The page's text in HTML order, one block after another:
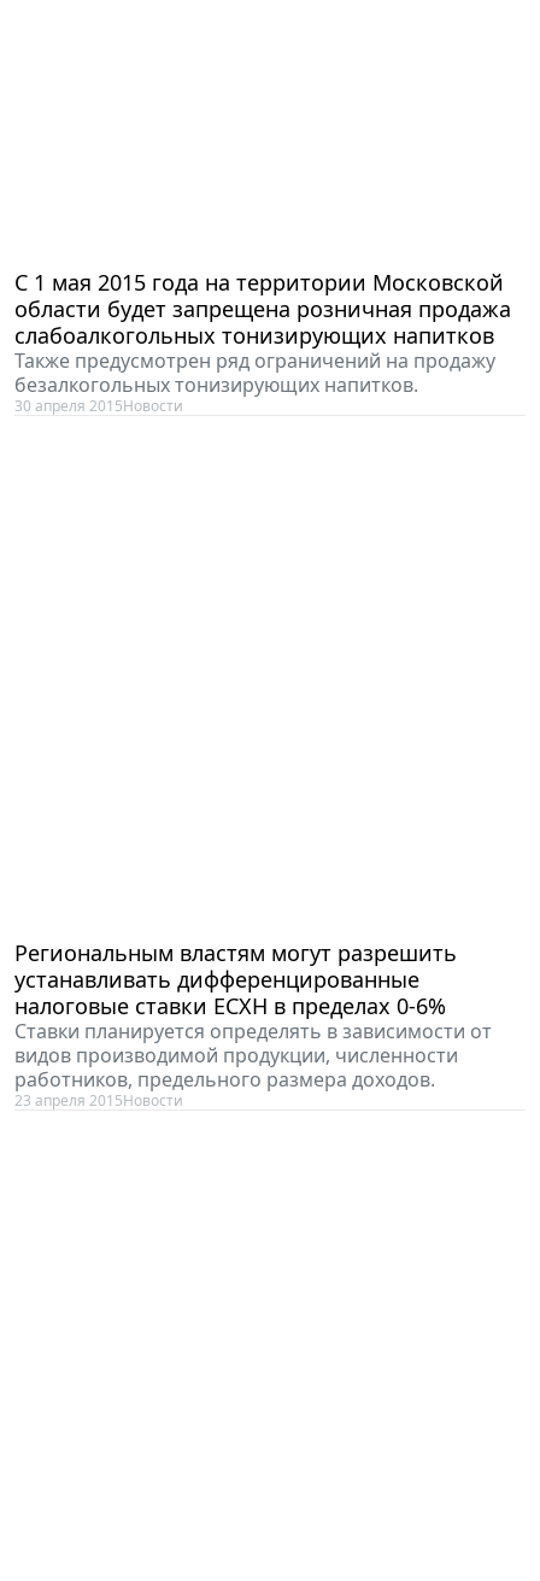
С 1 мая 2015 года на территории Московской
области будет запрещена розничная продажа
слабоалкогольных тонизирующих напитков
Также предусмотрен ряд ограничений на продажу
безалкогольных тонизирующих напитков.
30 апреля 2015Новости
Региональным властям могут разрешить
устанавливать дифференцированные
налоговые ставки ЕСХН в пределах 0-6%
Ставки планируется определять в зависимости от
видов производимой продукции, численности
работников, предельного размера доходов.
23 апреля 2015Новости